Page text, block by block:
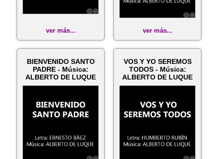
ver más... ver más...
BIENVENIDO SANTO
PADRE - Música:
ALBERTO DE LUQUE
VOS Y YO SEREMOS
TODOS - Música:
ALBERTO DE LUQUE